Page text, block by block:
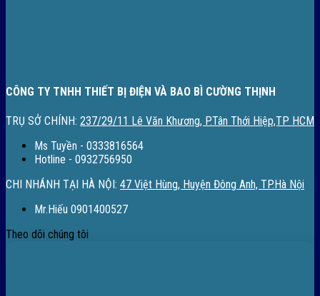
CÔNG TY TNHH THIẾT BỊ ĐIỆN VÀ BAO BÌ CƯỜNG THỊNH
TRỤ SỞ CHÍNH: 237/29/11 Lê Văn Khương, P.Tân Thới Hiệp,TP HCM
Ms Tuyền - 0333816564
Hotline - 0932756950
CHI NHÁNH TẠI HÀ NỘI: 47 Việt Hùng, Huyện Đông Anh, TP.Hà Nội
Mr.Hiếu 0901400527
Theo dõi chúng tôi